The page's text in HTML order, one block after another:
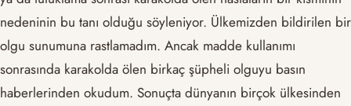
nedeninin bu tanı olduğu söyleniyor. Ülkemizden bildirilen bir
olgu sunumuna rastlamadım. Ancak madde kullanımı
sonrasında karakolda ölen birkaç şüpheli olguyu basın
haberlerinden okudum. Sonuçta dünyanın birçok ülkesinden